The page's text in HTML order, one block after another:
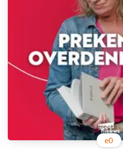
e0
nu
vriend
Businessclub
Adverteren